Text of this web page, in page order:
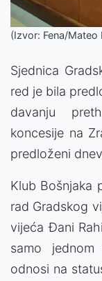
(Izvor: Fena/Mateo
Sjednica
red je bila
davanju
koncesije na
predloženi
Klub Bošnjaka
rad Gradskog
vijeća Đani
samo
odnosi na